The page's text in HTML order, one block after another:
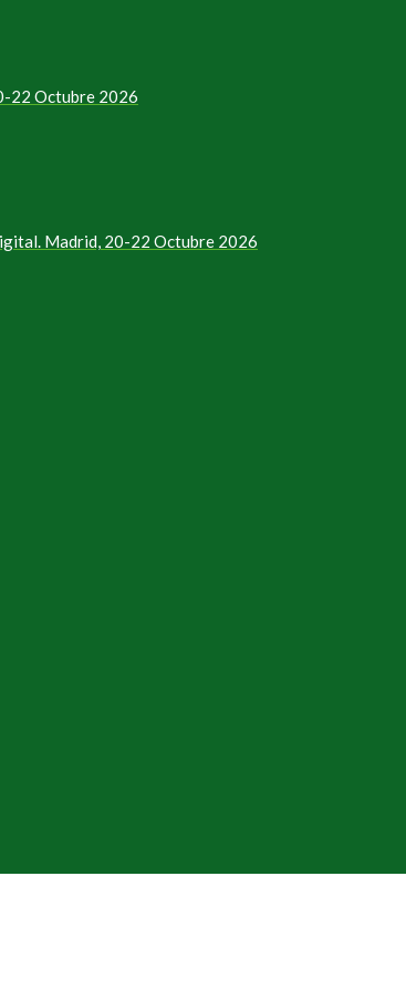
22 Octubre 2026
Madrid, 20-22 Octubre 2026